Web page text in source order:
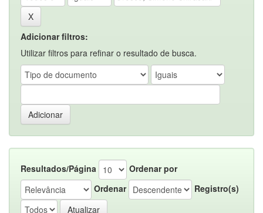
Adicionar filtros:
Utilizar filtros para refinar o resultado de busca.
Resultados/Página
Ordenar por
Ordenar
Registro(s)